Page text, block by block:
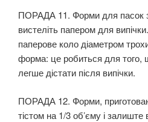
ПОРАДА 11. Форми для пасок
вистеліть папером для
паперове коло діаметром
форма: це робиться для того,
легше дістати після випічки.
ПОРАДА 12. Форми,
тістом на 1/3 об’єму і залиште